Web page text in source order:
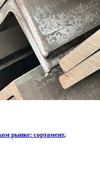
рынке: сортамент,